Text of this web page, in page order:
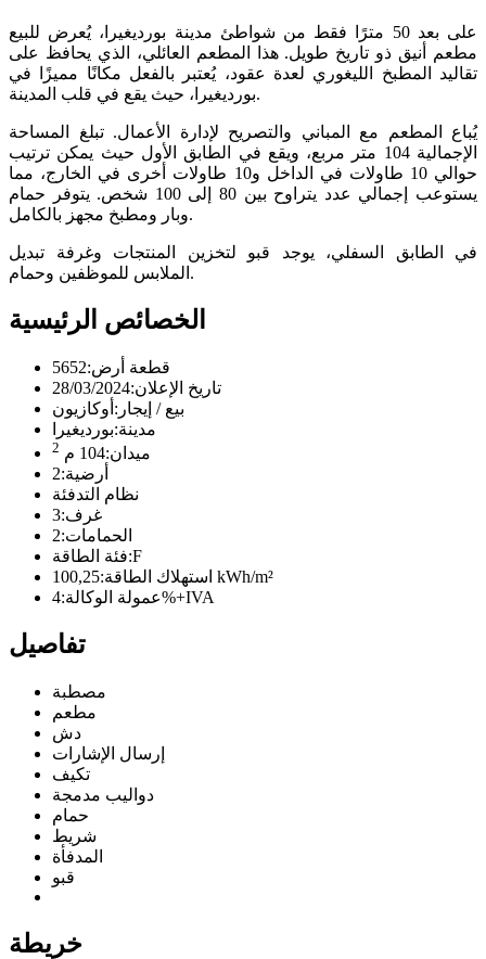
على بعد 50 مترًا فقط من شواطئ مدينة بورديغيرا، يُعرض للبيع
مطعم أنيق ذو تاريخ طويل. هذا المطعم العائلي، الذي يحافظ على
تقاليد المطبخ الليغوري لعدة عقود، يُعتبر بالفعل مكانًا مميزًا في
بورديغيرا، حيث يقع في قلب المدينة.
يُباع المطعم مع المباني والتصريح لإدارة الأعمال. تبلغ المساحة
الإجمالية 104 متر مربع، ويقع في الطابق الأول حيث يمكن ترتيب
حوالي 10 طاولات في الداخل و10 طاولات أخرى في الخارج، مما
يستوعب إجمالي عدد يتراوح بين 80 إلى 100 شخص. يتوفر حمام
وبار ومطبخ مجهز بالكامل.
في الطابق السفلي، يوجد قبو لتخزين المنتجات وغرفة تبديل
الملابس للموظفين وحمام.
الخصائص الرئيسية
قطعة أرض:5652
تاريخ الإعلان:28/03/2024
بيع / إيجار: أوكازيون
مدينة:بورديغيرا
ميدان:104 م 2
أرضية:2
نظام التدفئة
غرف:3
الحمامات:2
فئة الطاقة:F
استهلاك الطاقة: 100,25 kWh/m²
عمولة الوكالة:4%+IVA
تفاصيل
مصطبة
مطعم
دش
إرسال الإشارات
تكيف
دواليب مدمجة
حمام
شريط
المدفأة
قبو
خريطة